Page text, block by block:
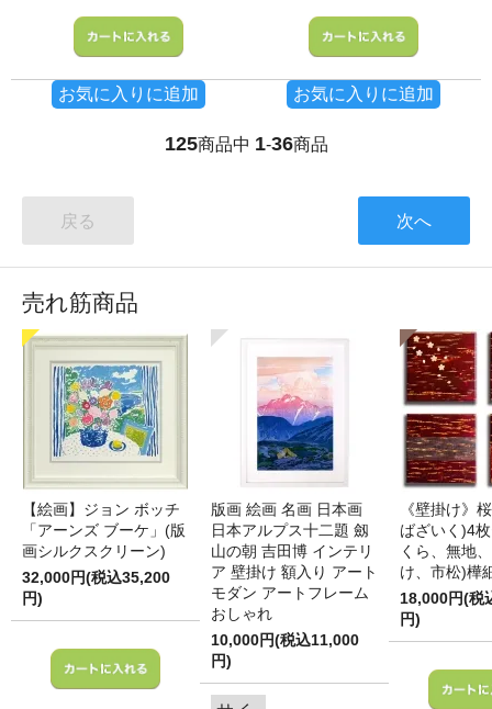
お気に入りに追加 お気に入りに追加
125商品中 1-36商品
戻る 次へ
売れ筋商品
【絵画】ジョン ボッチ
「アーンズ ブーケ」(版
画シルクスクリーン)
32,000円(税込35,200
円)
版画 絵画 名画 日本画
日本アルプス十二題 劔
山の朝 吉田博 インテリ
ア 壁掛け 額入り アート
モダン アートフレーム
おしゃれ
10,000円(税込11,000
円)
《壁掛け》
ばざいく)4
くら、無地
け、市松)樺
18,000円(税
円)